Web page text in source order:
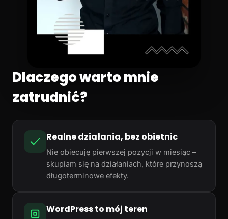
Dlaczego warto mnie
zatrudnić?
Realne działania, bez obietnic
Nie obiecuję pierwszej pozycji w miesiąc –
skupiam się na działaniach, które przynoszą
długoterminowe efekty.
WordPress to mój teren